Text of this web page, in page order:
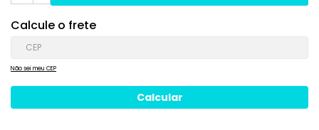
Calcule o frete
Não sei meu CEP